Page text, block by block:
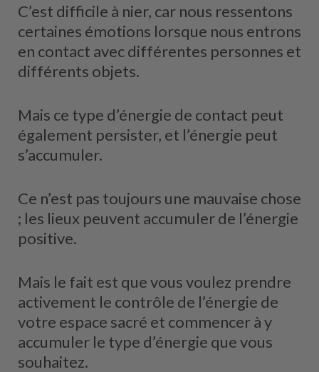
C’est difficile à nier, car nous ressentons
certaines émotions lorsque nous entrons
en contact avec différentes personnes et
différents objets.
Mais ce type d’énergie de contact peut
également persister, et l’énergie peut
s’accumuler.
Ce n’est pas toujours une mauvaise chose
; les lieux peuvent accumuler de l’énergie
positive.
Mais le fait est que vous voulez prendre
activement le contrôle de l’énergie de
votre espace sacré et commencer à y
accumuler le type d’énergie que vous
souhaitez.